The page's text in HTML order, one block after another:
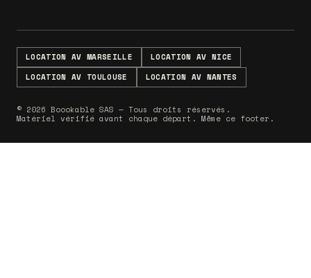
LOCATION AV MARSEILLE
LOCATION AV NICE
LOCATION AV TOULOUSE
LOCATION AV NANTES
© 2026 Boookable SAS — Tous droits réservés.
Matériel vérifié avant chaque départ. Même ce footer.